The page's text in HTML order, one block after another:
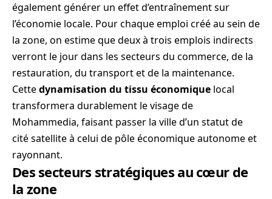
également générer un effet d’entraînement sur
l’économie locale. Pour chaque emploi créé au sein de
la zone, on estime que deux à trois emplois indirects
verront le jour dans les secteurs du commerce, de la
restauration, du transport et de la maintenance.
Cettedynamisation du tissu économique local
transformera durablement le visage de
Mohammedia, faisant passer la ville d’un statut de
cité satellite à celui de pôle économique autonome et
rayonnant.
Des secteurs stratégiques au cœur de
la zone